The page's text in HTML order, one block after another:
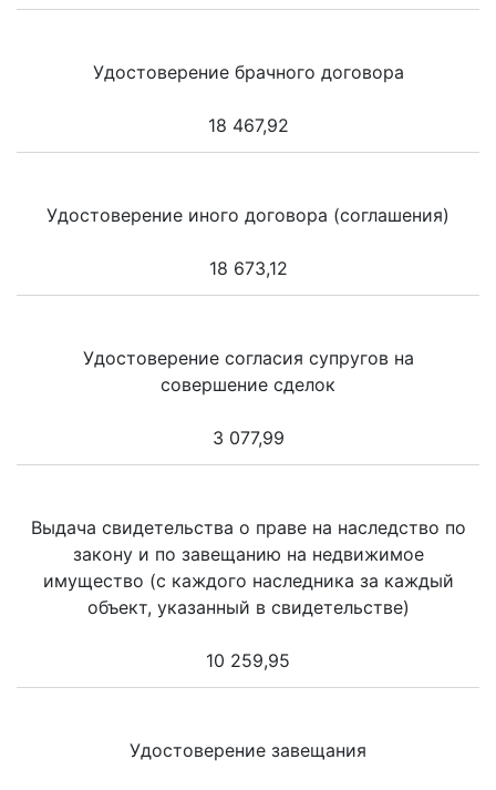
Удостоверение брачного договора
18 467,92
Удостоверение иного договора (соглашения)
18 673,12
Удостоверение согласия супругов на
совершение сделок
3 077,99
Выдача свидетельства о праве на наследство по
закону и по завещанию на недвижимое
имущество (с каждого наследника за каждый
объект, указанный в свидетельстве)
10 259,95
Удостоверение завещания